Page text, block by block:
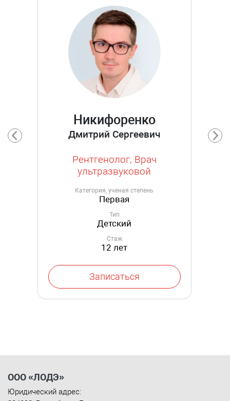
Никифоренко
Дмитрий Сергеевич
Рентгенолог, Врач
ультразвуковой
Категория, ученая степень
Первая
Тип
Детский
Стаж
12 лет
Записаться
ООО «ЛОДЭ»
Юридический адрес: